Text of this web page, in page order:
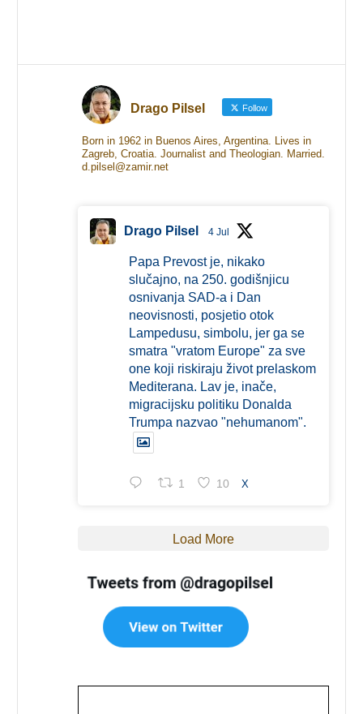
Drago Pilsel Follow
Born in 1962 in Buenos Aires, Argentina. Lives in
Zagreb, Croatia. Journalist and Theologian. Married.
d.pilsel@zamir.net
Drago Pilsel 4 Jul
Papa Prevost je, nikako
slučajno, na 250. godišnjicu
osnivanja SAD-a i Dan
neovisnosti, posjetio otok
Lampedusu, simbolu, jer ga se
smatra "vratom Europe" za sve
one koji riskiraju život prelaskom
Mediterana. Lav je, inače,
migracijsku politiku Donalda
Trumpa nazvao "nehumanom".
1 10 X
Load More